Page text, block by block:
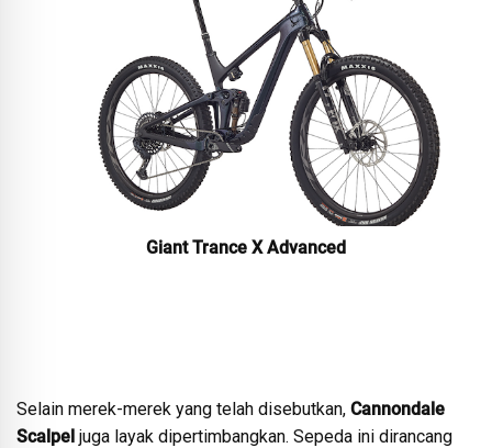
Giant Trance X Advanced
Selain merek-merek yang telah disebutkan, Cannondale
Scalpel juga layak dipertimbangkan. Sepeda ini dirancang